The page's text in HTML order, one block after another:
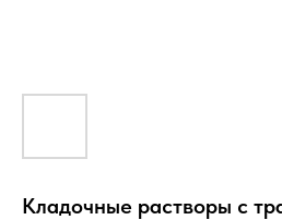
Кладочные растворы с